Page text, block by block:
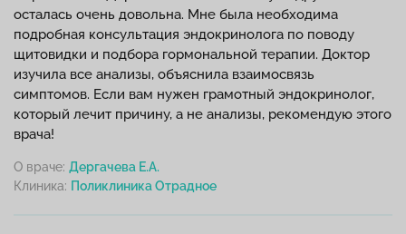
осталась очень довольна. Мне была необходима
подробная консультация эндокринолога по поводу
щитовидки и подбора гормональной терапии. Доктор
изучила все анализы, объяснила взаимосвязь
симптомов. Если вам нужен грамотный эндокринолог,
который лечит причину, а не анализы, рекомендую этого
врача!
О враче: Дергачева Е.А.
Клиника: